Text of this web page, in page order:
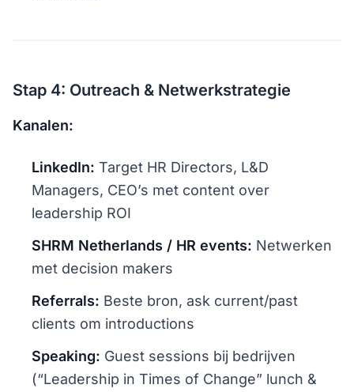
Stap 4: Outreach & Netwerkstrategie
Kanalen:
LinkedIn: Target HR Directors, L&D
Managers, CEO’s met content over
leadership ROI
SHRM Netherlands / HR events: Netwerken
met decision makers
Referrals: Beste bron, ask current/past
clients om introductions
Speaking: Guest sessions bij bedrijven
(“Leadership in Times of Change” lunch &